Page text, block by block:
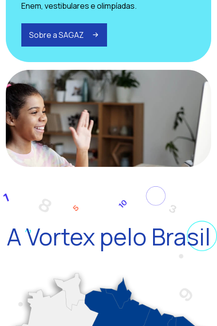
Enem, vestibulares e olimpíadas.
Sobre a SAGAZ
A Vortex pelo Brasil